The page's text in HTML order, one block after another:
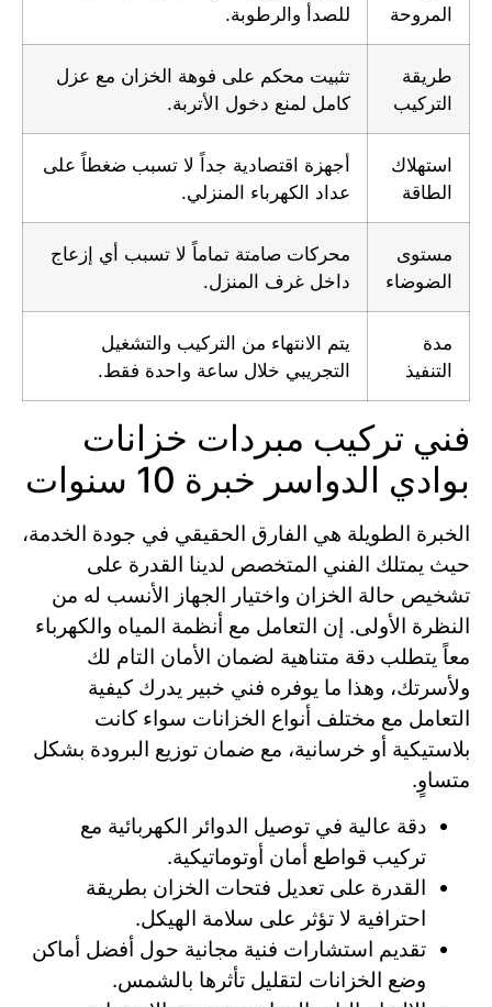
المروحة
للصدأ والرطوبة.
طريقة
التركيب
تثبيت محكم على فوهة الخزان مع عزل
كامل لمنع دخول الأتربة.
استهلاك
الطاقة
أجهزة اقتصادية جداً لا تسبب ضغطاً على
عداد الكهرباء المنزلي.
مستوى
الضوضاء
محركات صامتة تماماً لا تسبب أي إزعاج
داخل غرف المنزل.
مدة
التنفيذ
يتم الانتهاء من التركيب والتشغيل
التجريبي خلال ساعة واحدة فقط.
فني تركيب مبردات خزانات
بوادي الدواسر خبرة 10 سنوات
الخبرة الطويلة هي الفارق الحقيقي في جودة الخدمة،
حيث يمتلك الفني المتخصص لدينا القدرة على
تشخيص حالة الخزان واختيار الجهاز الأنسب له من
النظرة الأولى. إن التعامل مع أنظمة المياه والكهرباء
معاً يتطلب دقة متناهية لضمان الأمان التام لك
ولأسرتك، وهذا ما يوفره فني خبير يدرك كيفية
التعامل مع مختلف أنواع الخزانات سواء كانت
بلاستيكية أو خرسانية، مع ضمان توزيع البرودة بشكل
متساوٍ.
دقة عالية في توصيل الدوائر الكهربائية مع
تركيب قواطع أمان أوتوماتيكية.
القدرة على تعديل فتحات الخزان بطريقة
احترافية لا تؤثر على سلامة الهيكل.
تقديم استشارات فنية مجانية حول أفضل أماكن
وضع الخزانات لتقليل تأثرها بالشمس.